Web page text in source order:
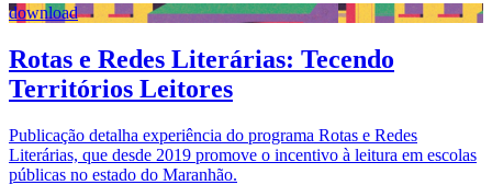
download
Rotas e Redes Literárias: Tecendo
Territórios Leitores
Publicação detalha experiência do programa Rotas e Redes
Literárias, que desde 2019 promove o incentivo à leitura em escolas
públicas no estado do Maranhão.